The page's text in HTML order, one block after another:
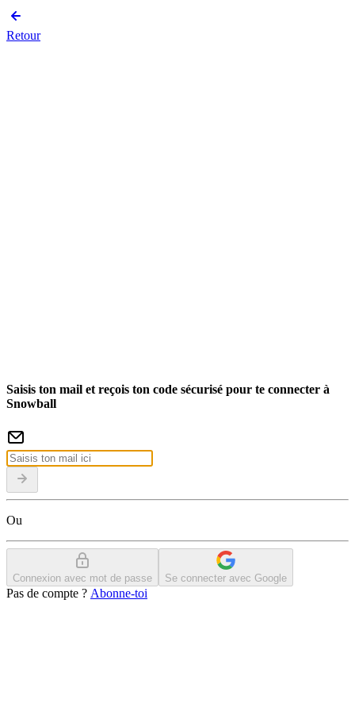
Retour
Saisis ton mail et reçois ton code sécurisé pour te connecter à
Snowball
Ou
Connexion avec mot de passe Se connecter avec Google
Pas de compte ? Abonne-toi